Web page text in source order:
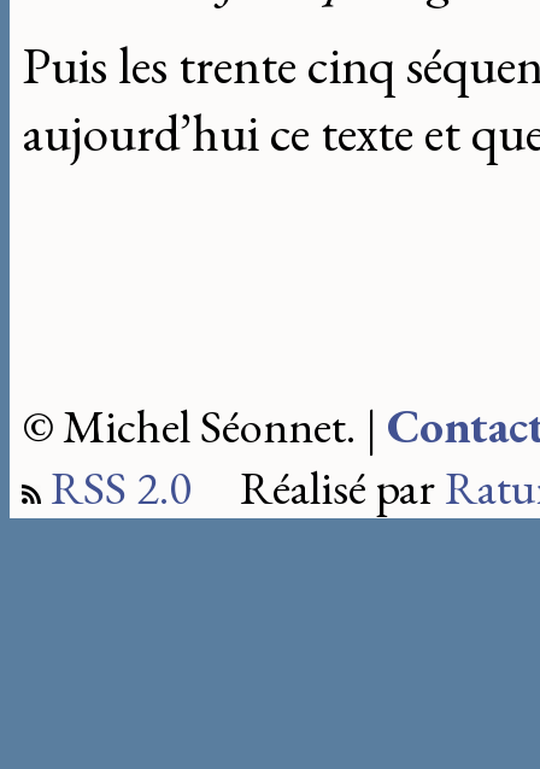
Puis les trente cinq
aujourd’hui ce texte et
© Michel Séonnet. |
RSS 2.0 Réalisé par